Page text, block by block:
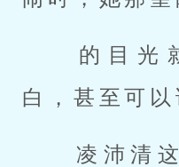
白，甚至可
凌沛清